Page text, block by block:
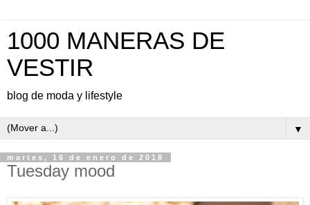
1000 MANERAS DE
VESTIR
blog de moda y lifestyle
▼
martes, 16 de enero de 2018
Tuesday mood